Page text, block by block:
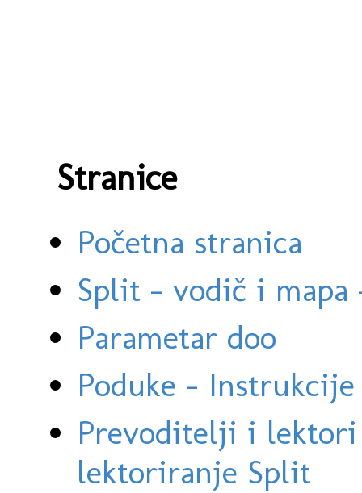
Stranice
Početna stranica
Split - vodič i
Parametar doo
Poduke -
Prevoditelji i
lektoriranje Split